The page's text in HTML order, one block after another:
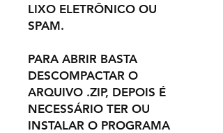
LIXO ELETRÔNICO OU
SPAM.
PARA ABRIR BASTA
DESCOMPACTAR O
ARQUIVO .ZIP, DEPOIS É
NECESSÁRIO TER OU
INSTALAR O PROGRAMA